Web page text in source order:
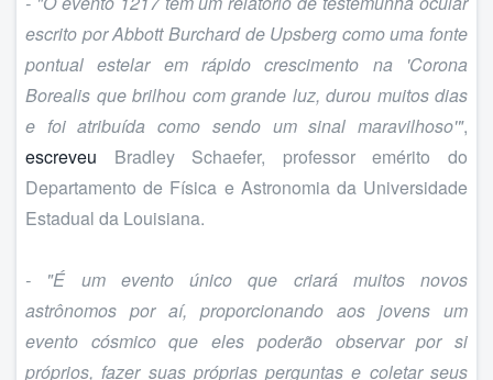
escrito por Abbott Burchard de Upsberg como uma fonte
pontual estelar em rápido crescimento na 'Corona
Borealis que brilhou com grande luz, durou muitos dias
e foi atribuída como sendo um sinal maravilhoso'",
escreveu Bradley Schaefer, professor emérito do
Departamento de Física e Astronomia da Universidade
Estadual da Louisiana.
- "É um evento único que criará muitos novos
astrônomos por aí, proporcionando aos jovens um
evento cósmico que eles poderão observar por si
próprios, fazer suas próprias perguntas e coletar seus